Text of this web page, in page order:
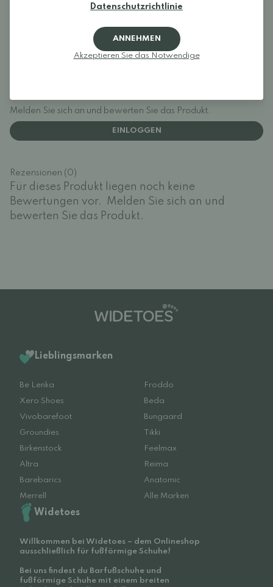
Melden Sie sich an und bewerten Sie das Produkt.
EINLOGGEN
Rezensionen (0)
Für dieses Produkt liegen noch keine
Bewertungen vor.
Melden Sie sich an und
bewerten Sie das Produkt.
Lieblingsmarken
Be Lenka
Froddo
Xero Shoes
Beda
Vivobarefoot
Bungaard
Groundies
Tikki
Birkenstock
Feelmax
Altra
Reima
Barebarics
Anatomic
Merrell
Alle Marken
Widetoes
Willkommen bei Widetoes – dem Onlineshop
ausschließlich für fußförmige Schuhe!
Bei uns findest du Barfußschuhe und
fußförmige Schuhe mit einem breiten
Datenschutzrichtlinie
ANNEHMEN
Akzeptieren Sie das Notwendige